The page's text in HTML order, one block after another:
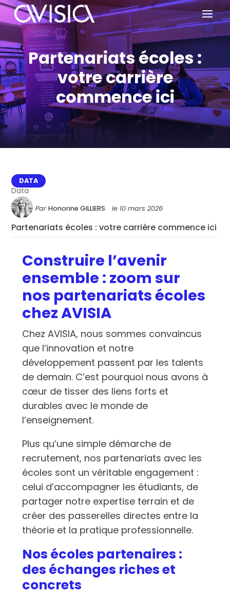
Partenariats écoles :
votre carrière
commence ici
DATA
Data
ParHonorine GILLIERS le 10 mars 2026
Partenariats écoles : votre carrière commence ici
Construire l’avenir
ensemble : zoom sur
nos partenariats écoles
chez AVISIA
Chez AVISIA, nous sommes convaincus
que l’innovation et notre
développement passent par les talents
de demain. C’est pourquoi nous avons à
cœur de tisser des liens forts et
durables avec le monde de
l’enseignement.
Plus qu’une simple démarche de
recrutement, nos partenariats avec les
écoles sont un véritable engagement :
celui d’accompagner les étudiants, de
partager notre expertise terrain et de
créer des passerelles directes entre la
théorie et la pratique professionnelle.
Nos écoles partenaires :
des échanges riches et
concrets